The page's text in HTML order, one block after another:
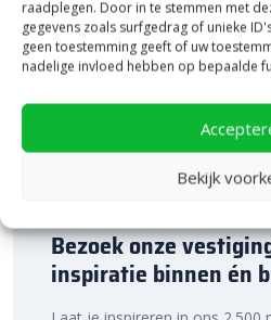
raadplegen. Door in te stemmen met
gegevens zoals surfgedrag of unieke
geen toestemming geeft of uw
nadelige invloed hebben op bepaalde
Bekijk
Bezoek onze
inspiratie binnen én